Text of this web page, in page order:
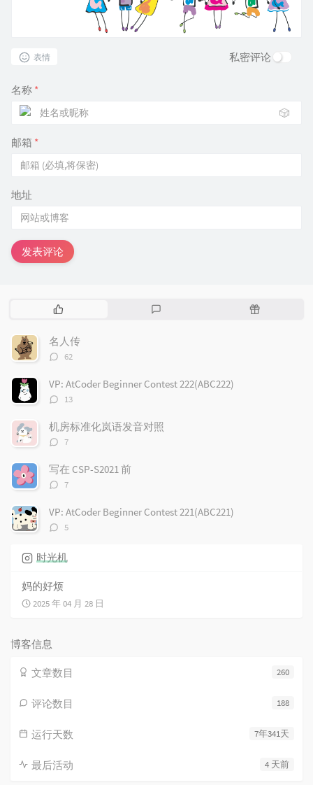
表情 私密评论
名称 *
🎲
邮箱 *
地址
发表评论
热
文
章
随
名人传
评
数：
62
VP: AtCoder Beginner Contest 222(ABC222)
评
数：
13
机房标准化岚语发音对照
评
数：
7
写在 CSP-S2021 前
评
数：
7
VP: AtCoder Beginner Contest 221(ABC221)
评
5
时光机
妈的好烦
2025 年 04 月 28 日
博客信息
260
文章数目
188
评论数目
7年341天
运行天数
4 天前
最后活动